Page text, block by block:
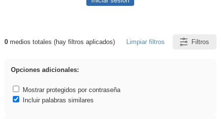
Resultados de: dividir
0medios totales (hay filtros aplicados) Limpiar filtros Filtros
Opciones adicionales:
Mostrar protegidos por contraseña
Incluir palabras similares